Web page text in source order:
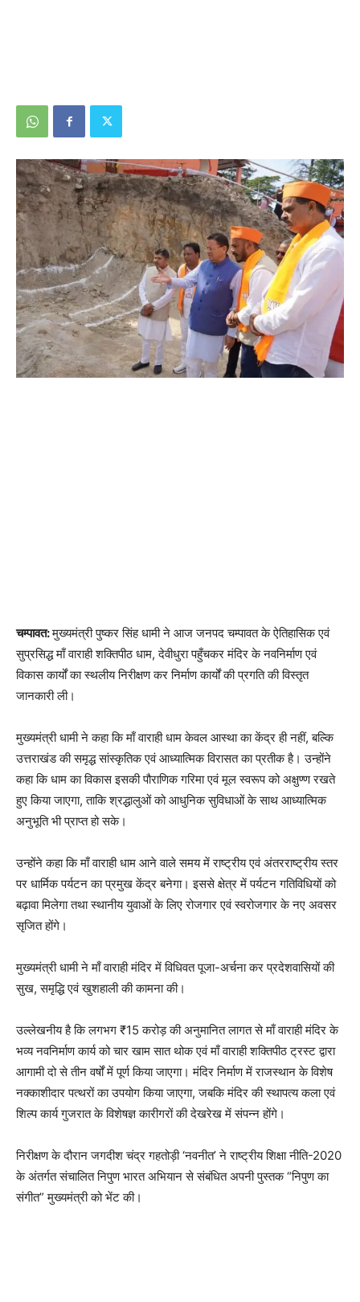
चम्पावत:मुख्यमंत्री पुष्कर सिंह धामी ने आज जनपद चम्पावत के ऐतिहासिक एवं
सुप्रसिद्ध माँ वाराही शक्तिपीठ धाम, देवीधुरा पहुँचकर मंदिर के नवनिर्माण एवं
विकास कार्यों का स्थलीय निरीक्षण कर निर्माण कार्यों की प्रगति की विस्तृत
जानकारी ली।
मुख्यमंत्री धामी ने कहा कि माँ वाराही धाम केवल आस्था का केंद्र ही नहीं, बल्कि
उत्तराखंड की समृद्ध सांस्कृतिक एवं आध्यात्मिक विरासत का प्रतीक है। उन्होंने
कहा कि धाम का विकास इसकी पौराणिक गरिमा एवं मूल स्वरूप को अक्षुण्ण रखते
हुए किया जाएगा, ताकि श्रद्धालुओं को आधुनिक सुविधाओं के साथ आध्यात्मिक
अनुभूति भी प्राप्त हो सके।
उन्होंने कहा कि माँ वाराही धाम आने वाले समय में राष्ट्रीय एवं अंतरराष्ट्रीय स्तर
पर धार्मिक पर्यटन का प्रमुख केंद्र बनेगा। इससे क्षेत्र में पर्यटन गतिविधियों को
बढ़ावा मिलेगा तथा स्थानीय युवाओं के लिए रोजगार एवं स्वरोजगार के नए अवसर
सृजित होंगे।
मुख्यमंत्री धामी ने माँ वाराही मंदिर में विधिवत पूजा-अर्चना कर प्रदेशवासियों की
सुख, समृद्धि एवं खुशहाली की कामना की।
उल्लेखनीय है कि लगभग ₹15 करोड़ की अनुमानित लागत से माँ वाराही मंदिर के
भव्य नवनिर्माण कार्य को चार खाम सात थोक एवं माँ वाराही शक्तिपीठ ट्रस्ट द्वारा
आगामी दो से तीन वर्षों में पूर्ण किया जाएगा। मंदिर निर्माण में राजस्थान के विशेष
नक्काशीदार पत्थरों का उपयोग किया जाएगा, जबकि मंदिर की स्थापत्य कला एवं
शिल्प कार्य गुजरात के विशेषज्ञ कारीगरों की देखरेख में संपन्न होंगे।
निरीक्षण के दौरान जगदीश चंद्र गहतोड़ी ‘नवनीत’ ने राष्ट्रीय शिक्षा नीति-2020
के अंतर्गत संचालित निपुण भारत अभियान से संबंधित अपनी पुस्तक “निपुण का
संगीत” मुख्यमंत्री को भेंट की।